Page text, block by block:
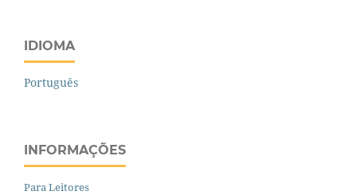
IDIOMA
Português
INFORMAÇÕES
Para Leitores